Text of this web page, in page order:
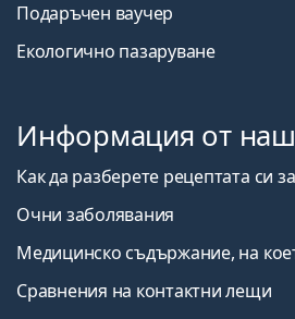
Подаръчен ваучер
Екологично пазаруване
Информация от
Как да разберете рецептата си
Очни заболявания
Медицинско съдържание, на
Сравнения на контактни лещи